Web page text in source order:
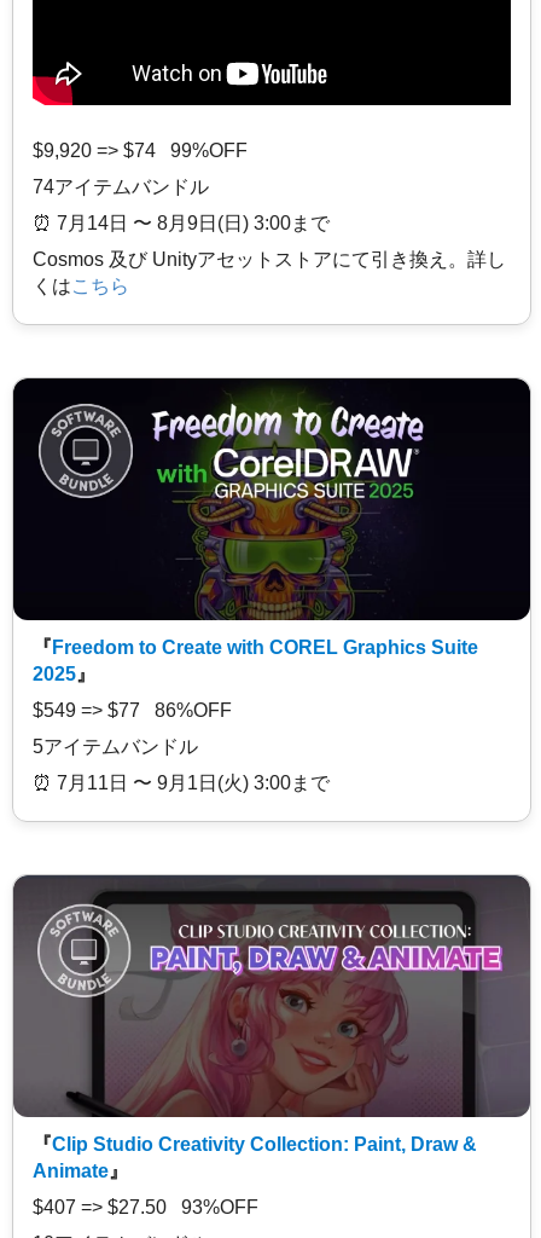
$9,920 => $74 99%OFF
74アイテムバンドル
⏰️ 7月14日 〜 8月9日(日) 3:00まで
Cosmos 及び Unityアセットストアにて引き換え。詳し
くはこちら
『 Freedom to Create with COREL Graphics Suite
2025 』
$549 => $77 86%OFF
5アイテムバンドル
⏰️ 7月11日 〜 9月1日(火) 3:00まで
『Clip Studio Creativity Collection: Paint, Draw &
Animate 』
$407 => $27.50 93%OFF